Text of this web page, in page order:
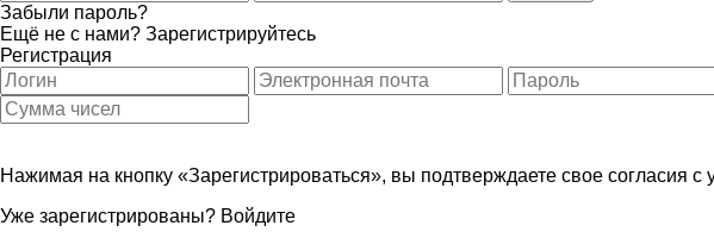
Забыли пароль?
Ещё не с нами? Зарегистрируйтесь
Регистрация
Нажимая на кнопку «Зарегистрироваться», вы подтверждаете свое согласия с
Уже зарегистрированы? Войдите